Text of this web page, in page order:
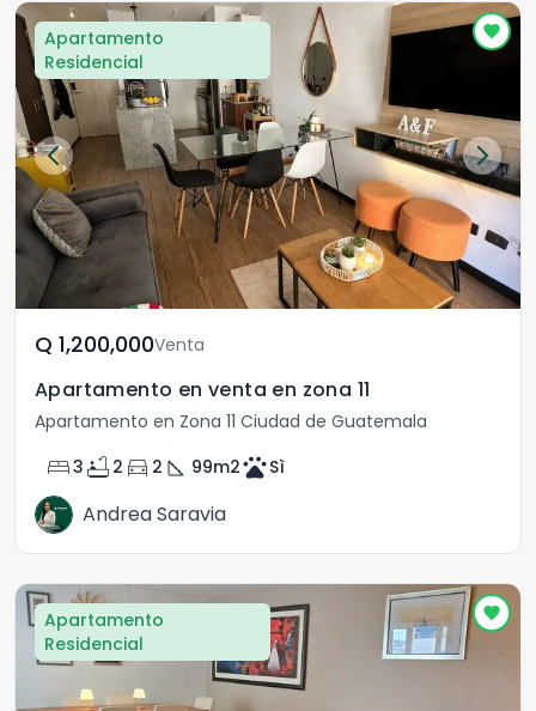
Apartamento
Residencial
Q	1,200,000Venta
Apartamento en venta en zona 11
Apartamento en Zona 11 Ciudad de Guatemala
bed3 bathtub 2 directions_car 2 square_foot 99m2petsSì
Andrea Saravia
Apartamento
Residencial